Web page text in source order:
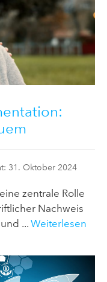
31. Oktober 2024
zentrale Rolle
Nachweis
... Weiterlesen